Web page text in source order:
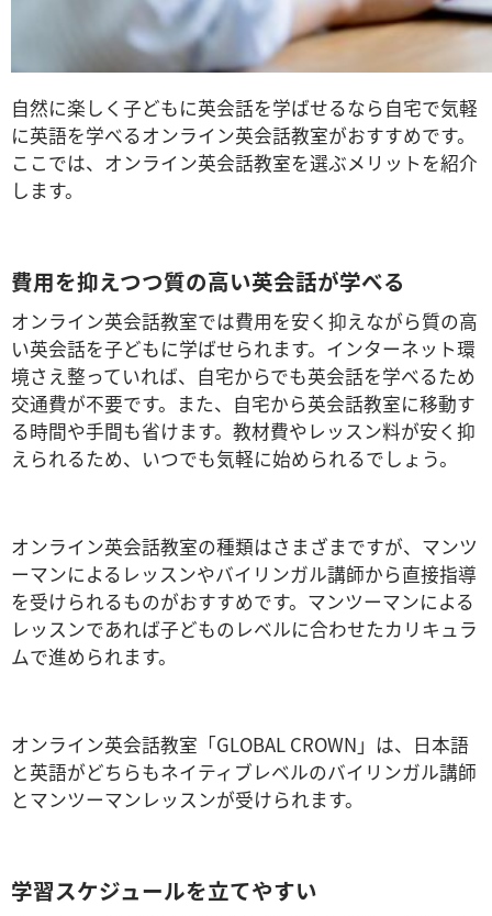
自然に楽しく子どもに英会話を学ばせるなら自宅で気軽
に英語を学べるオンライン英会話教室がおすすめです。
ここでは、オンライン英会話教室を選ぶメリットを紹介
します。
費用を抑えつつ質の高い英会話が学べる
オンライン英会話教室では費用を安く抑えながら質の高
い英会話を子どもに学ばせられます。インターネット環
境さえ整っていれば、自宅からでも英会話を学べるため
交通費が不要です。また、自宅から英会話教室に移動す
る時間や手間も省けます。教材費やレッスン料が安く抑
えられるため、いつでも気軽に始められるでしょう。
オンライン英会話教室の種類はさまざまですが、マンツ
ーマンによるレッスンやバイリンガル講師から直接指導
を受けられるものがおすすめです。マンツーマンによる
レッスンであれば子どものレベルに合わせたカリキュラ
ムで進められます。
オンライン英会話教室「GLOBAL CROWN」は、日本語
と英語がどちらもネイティブレベルのバイリンガル講師
とマンツーマンレッスンが受けられます。
学習スケジュールを立てやすい